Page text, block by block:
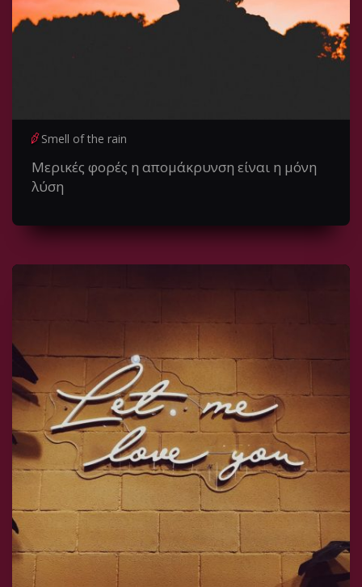
Smell of the rain
Μερικές φορές η απομάκρυνση είναι η μόνη
λύση